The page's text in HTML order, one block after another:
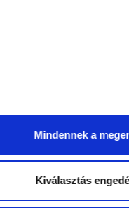
Mindennek a
Kiválasztás